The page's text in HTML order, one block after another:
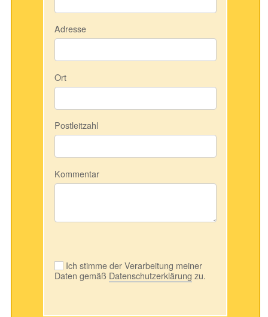
Adresse
Ort
Postleitzahl
Kommentar
Ich stimme der Verarbeitung meiner
Daten gemäß Datenschutzerklärung zu.